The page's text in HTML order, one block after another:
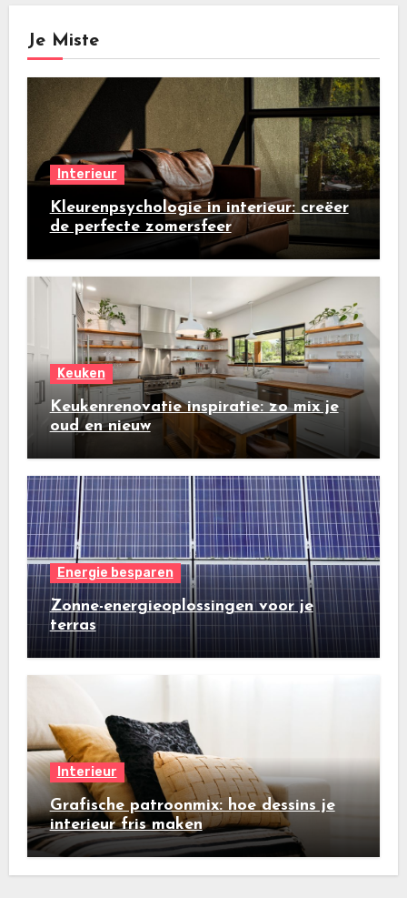
Je Miste
Interieur
Kleurenpsychologie in interieur: creëer
de perfecte zomersfeer
Keuken
Keukenrenovatie inspiratie: zo mix je
oud en nieuw
Energie besparen
Zonne-energieoplossingen voor je
terras
Interieur
Grafische patroonmix: hoe dessins je
interieur fris maken